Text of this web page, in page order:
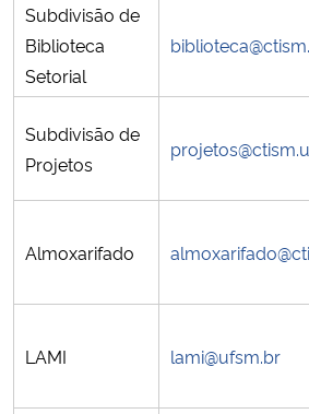
Subdivisão de
Biblioteca
Setorial
Subdivisão de
Projetos
Almoxarifado
LAMI lami@ufsm.br